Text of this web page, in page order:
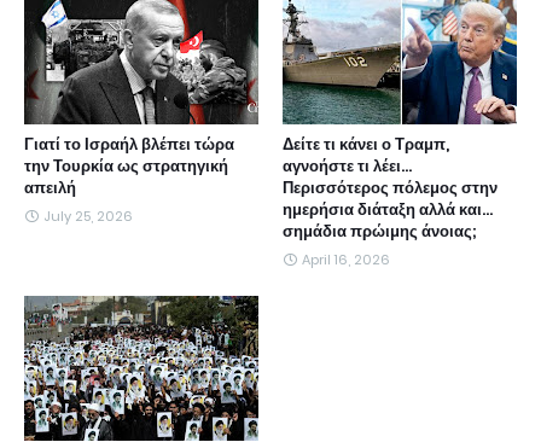
Γιατί το Ισραήλ βλέπει τώρα
την Τουρκία ως στρατηγική
απειλή
July 25, 2026
Δείτε τι κάνει ο Τραμπ,
αγνοήστε τι λέει...
Περισσότερος πόλεμος στην
ημερήσια διάταξη αλλά και...
σημάδια πρώιμης άνοιας;
April 16, 2026